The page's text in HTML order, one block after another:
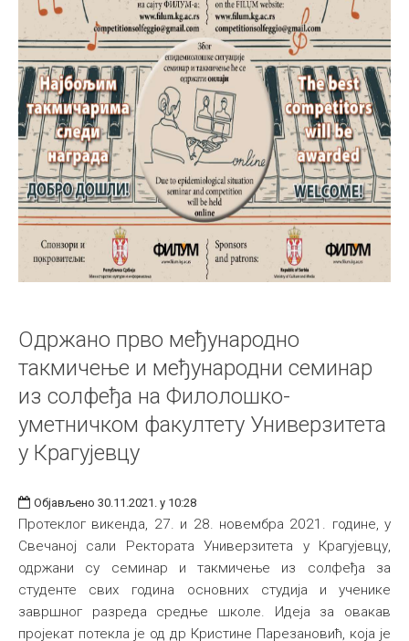
Одржано прво међународно
такмичење и међународни семинар
из солфеђа на Филолошко-
уметничком факултету Универзитета
у Крагујевцу
Објављено 30.11.2021. у 10:28
Протеклог викенда, 27. и 28. новембра 2021. године, у
Свечаној сали Ректората Универзитета у Крагујевцу,
одржани су семинар и такмичење из солфеђа за
студенте свих година основних студија и ученике
завршног разреда средње школе. Идеја за овакав
пројекат потекла је од др Кристине Парезановић, која је